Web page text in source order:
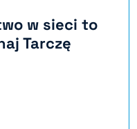
w sieci to
Tarczę